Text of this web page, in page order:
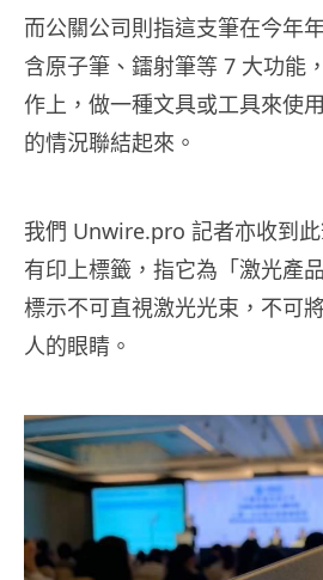
而公關公司則指這支筆在今年
含原子筆、鐳射筆等 7 大功能
作上，做一種文具或工具來使
的情況聯結起來。
我們 Unwire.pro 記者亦收到
有印上標籤，指它為「激光產
標示不可直視激光光束，不可
人的眼睛。